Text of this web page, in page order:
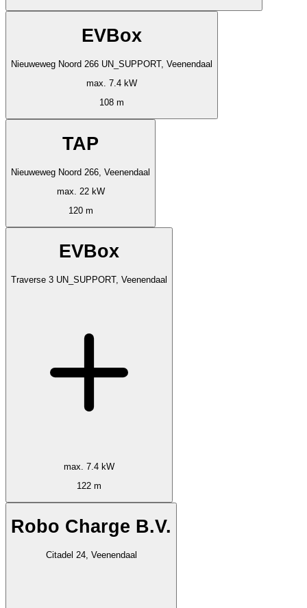
EVBox
Nieuweweg Noord 266 UN_SUPPORT, Veenendaal
max. 7.4 kW
108 m
TAP
Nieuweweg Noord 266, Veenendaal
max. 22 kW
120 m
EVBox
Traverse 3 UN_SUPPORT, Veenendaal
max. 7.4 kW
122 m
Robo Charge B.V.
Citadel 24, Veenendaal